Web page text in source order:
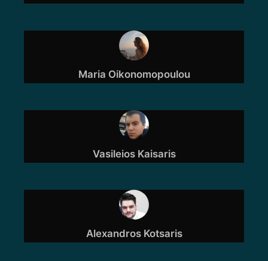
Maria Oikonomopoulou
Vasileios Kaisaris
Alexandros Kotsaris